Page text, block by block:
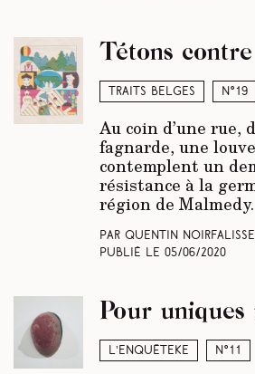
Traits belges N°19
Tétons
Au coin d’une rue,
fagnarde, une
contemplent un
résistance à la
région de Malmedy.
Par Quentin Noirfalisse
Publié le 05/06/2020
L’enquêteke N°11
Pour uniques